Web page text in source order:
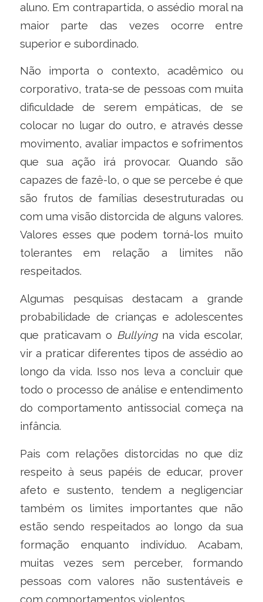
aluno. Em contrapartida, o assédio moral na
maior parte das vezes ocorre entre
superior e subordinado.
Não importa o contexto, acadêmico ou
corporativo, trata-se de pessoas com muita
dificuldade de serem empáticas, de se
colocar no lugar do outro, e através desse
movimento, avaliar impactos e sofrimentos
que sua ação irá provocar. Quando são
capazes de fazê-lo, o que se percebe é que
são frutos de famílias desestruturadas ou
com uma visão distorcida de alguns valores.
Valores esses que podem torná-los muito
tolerantes em relação a limites não
respeitados.
Algumas pesquisas destacam a grande
probabilidade de crianças e adolescentes
que praticavam o Bullyingna vida escolar,
vir a praticar diferentes tipos de assédio ao
longo da vida. Isso nos leva a concluir que
todo o processo de análise e entendimento
do comportamento antissocial começa na
infância.
Pais com relações distorcidas no que diz
respeito à seus papéis de educar, prover
afeto e sustento, tendem a negligenciar
também os limites importantes que não
estão sendo respeitados ao longo da sua
formação enquanto indivíduo. Acabam,
muitas vezes sem perceber, formando
pessoas com valores não sustentáveis e
com comportamentos violentos.